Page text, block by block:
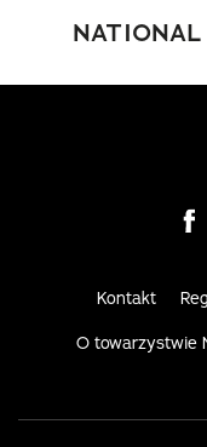
NATIONAL
Kontakt
O towarzystwie